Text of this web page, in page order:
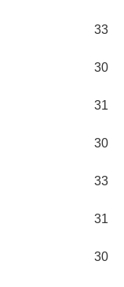
33
30
31
30
33
31
30